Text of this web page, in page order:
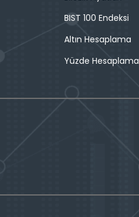
BIST 100 Endeksi
Altın Hesaplama
Yüzde Hesaplama